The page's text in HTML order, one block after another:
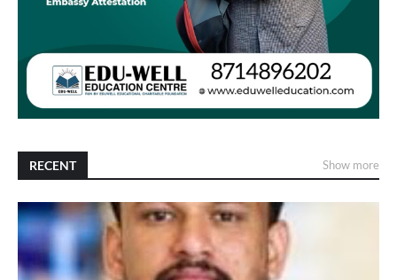
RECENT Show more